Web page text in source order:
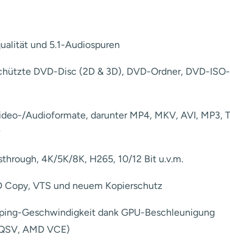
und 5.1-Audiospuren
DVD-Disc (2D & 3D), DVD-Ordner, DVD-ISO-
Audioformate, darunter MP4, MKV, AVI, MP3,
4K/5K/8K, H265, 10/12 Bit u.v.m.
Copy, VTS und neuem Kopierschutz
Geschwindigkeit dank GPU-Beschleunigung
AMD VCE)